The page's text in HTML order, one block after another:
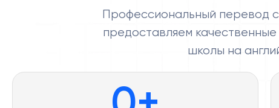
Профессиональный перевод
предоставляем
школы на